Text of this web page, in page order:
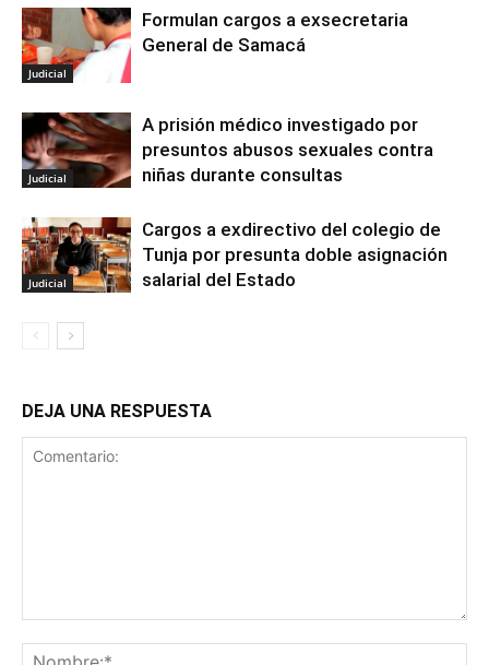
Judicial
Formulan cargos a exsecretaria
General de Samacá
Judicial
A prisión médico investigado por
presuntos abusos sexuales contra
niñas durante consultas
Judicial
Cargos a exdirectivo del colegio de
Tunja por presunta doble asignación
salarial del Estado
DEJA UNA RESPUESTA